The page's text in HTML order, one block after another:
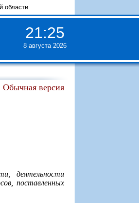
области
21:25
8 августа 2026
Обычная версия
деятельности
поставленных